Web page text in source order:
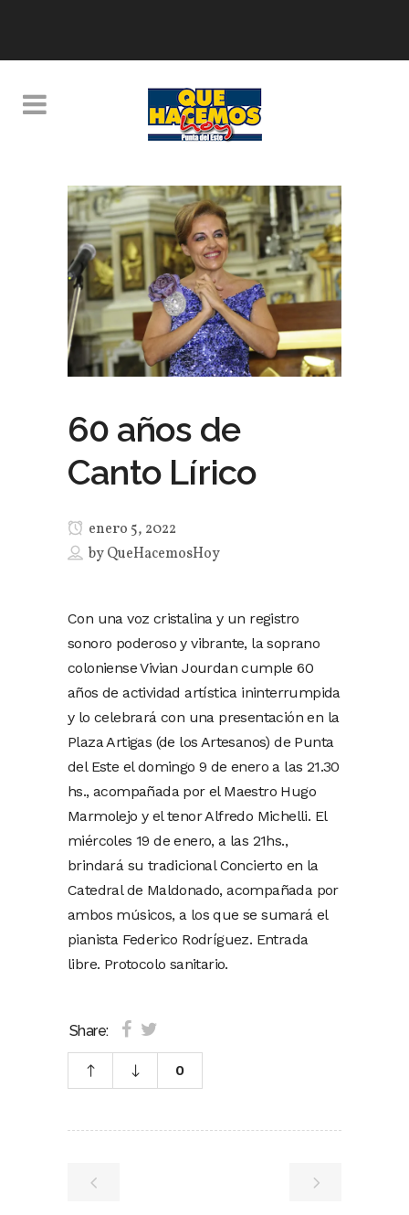
60 años de
Canto Lírico
enero 5, 2022
byQueHacemosHoy
Con una voz cristalina y un registro
sonoro poderoso y vibrante, la soprano
coloniense Vivian Jourdan cumple 60
años de actividad artística ininterrumpida
y lo celebrará con una presentación en la
Plaza Artigas (de los Artesanos) de Punta
del Este el domingo 9 de enero a las 21.30
hs., acompañada por el Maestro Hugo
Marmolejo y el tenor Alfredo Michelli. El
miércoles 19 de enero, a las 21hs.,
brindará su tradicional Concierto en la
Catedral de Maldonado, acompañada por
ambos músicos, a los que se sumará el
pianista Federico Rodríguez. Entrada
libre. Protocolo sanitario.
Share:
0